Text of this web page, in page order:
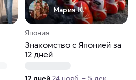
Мария К.
Япония
Знакомство с Японией за
12 дней